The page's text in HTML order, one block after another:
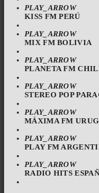
PLAY_ARROW
KISS FM PERÚ
PLAY_ARROW
MIX FM BOLIVIA
PLAY_ARROW
PLANETA FM
PLAY_ARROW
STEREO POP
PLAY_ARROW
MÁXIMA FM
PLAY_ARROW
PLAY FM
PLAY_ARROW
RADIO HITS